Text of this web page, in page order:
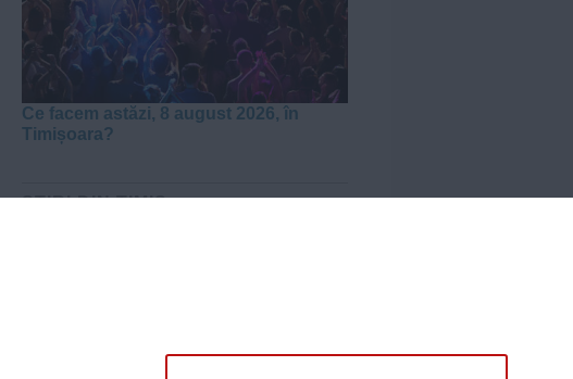
Ce facem astăzi, 8 august 2026, în
Timișoara?
ŞTIRI DIN TIMIȘ